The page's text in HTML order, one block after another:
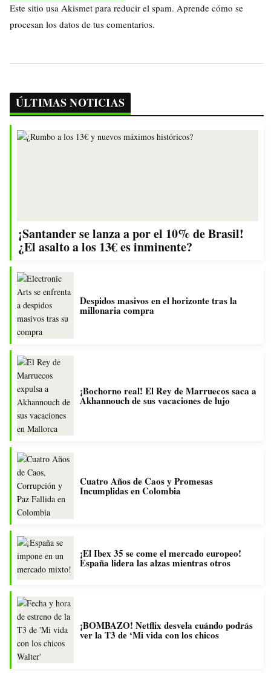
Este sitio usa Akismet para reducir el spam. Aprende cómo se
procesan los datos de tus comentarios.
ÚLTIMAS NOTICIAS
¡Santander se lanza a por el 10% de Brasil!
¿El asalto a los 13€ es inminente?
Despidos masivos en el horizonte tras la
millonaria compra
¡Bochorno real! El Rey de Marruecos saca a
Akhannouch de sus vacaciones de lujo
Cuatro Años de Caos y Promesas
Incumplidas en Colombia
¡El Ibex 35 se come el mercado europeo!
España lidera las alzas mientras otros
¡BOMBAZO! Netflix desvela cuándo podrás
ver la T3 de ‘Mi vida con los chicos